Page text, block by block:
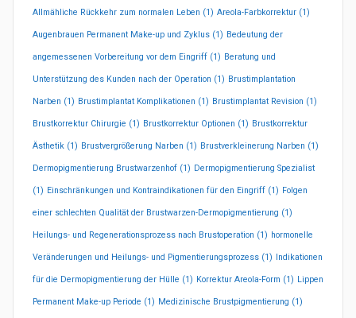
Allmähliche Rückkehr zum normalen Leben (1) Areola-Farbkorrektur (1)
Augenbrauen Permanent Make-up und Zyklus (1) Bedeutung der
angemessenen Vorbereitung vor dem Eingriff (1) Beratung und
Unterstützung des Kunden nach der Operation (1) Brustimplantation
Narben (1) Brustimplantat Komplikationen (1) Brustimplantat Revision (1)
Brustkorrektur Chirurgie (1) Brustkorrektur Optionen (1) Brustkorrektur
Ästhetik (1) Brustvergrößerung Narben (1) Brustverkleinerung Narben (1)
Dermopigmentierung Brustwarzenhof (1) Dermopigmentierung Spezialist
(1) Einschränkungen und Kontraindikationen für den Eingriff (1) Folgen
einer schlechten Qualität der Brustwarzen-Dermopigmentierung (1)
Heilungs- und Regenerationsprozess nach Brustoperation (1) hormonelle
Veränderungen und Heilungs- und Pigmentierungsprozess (1) Indikationen
für die Dermopigmentierung der Hülle (1) Korrektur Areola-Form (1) Lippen
Permanent Make-up Periode (1) Medizinische Brustpigmentierung (1)